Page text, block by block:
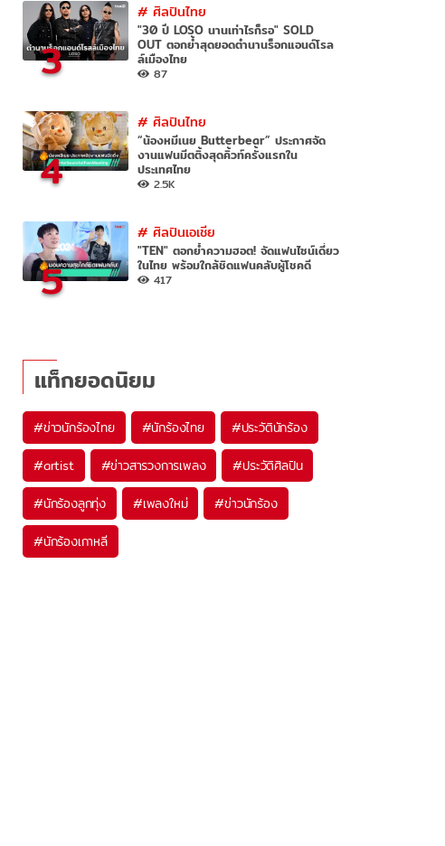
3
# ศิลปินไทย
"30 ปี LOSO นานเท่าไรก็รอ" SOLD
OUT ตอกย้ำสุดยอดตำนานร็อกแอนด์โรล
ล์เมืองไทย
87
4
# ศิลปินไทย
“น้องหมีเนย Butterbear” ประกาศจัด
งานแฟนมีตติ้งสุดคิ้วท์ครั้งแรกใน
ประเทศไทย
2.5K
5
# ศิลปินเอเชีย
"TEN" ตอกย้ำความฮอต! จัดแฟนไซน์เดี่ยว
ในไทย พร้อมใกล้ชิดแฟนคลับผู้โชคดี
417
แท็กยอดนิยม
#ข่าวนักร้องไทย #นักร้องไทย #ประวัตินักร้อง
#artist #ข่าวสารวงการเพลง #ประวัติศิลปิน
#นักร้องลูกทุ่ง #เพลงใหม่ #ข่าวนักร้อง
#นักร้องเกาหลี